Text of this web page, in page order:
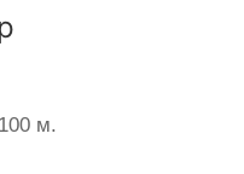
м.